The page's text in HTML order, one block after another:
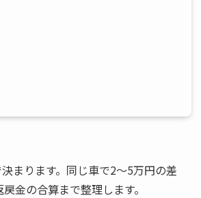
まります。同じ車で2〜5万円の差
金の合算まで整理します。